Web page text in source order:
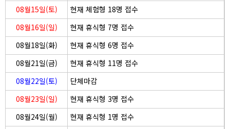
08월15일(토)
현재 체험형 18명 접수
08월16일(일)
현재 휴식형 7명 접수
08월18일(화)
현재 휴식형 6명 접수
08월21일(금)
현재 휴식형 11명 접수
08월22일(토)
단체마감
08월23일(일)
현재 휴식형 3명 접수
08월24일(월)
현재 휴식형 1명 접수